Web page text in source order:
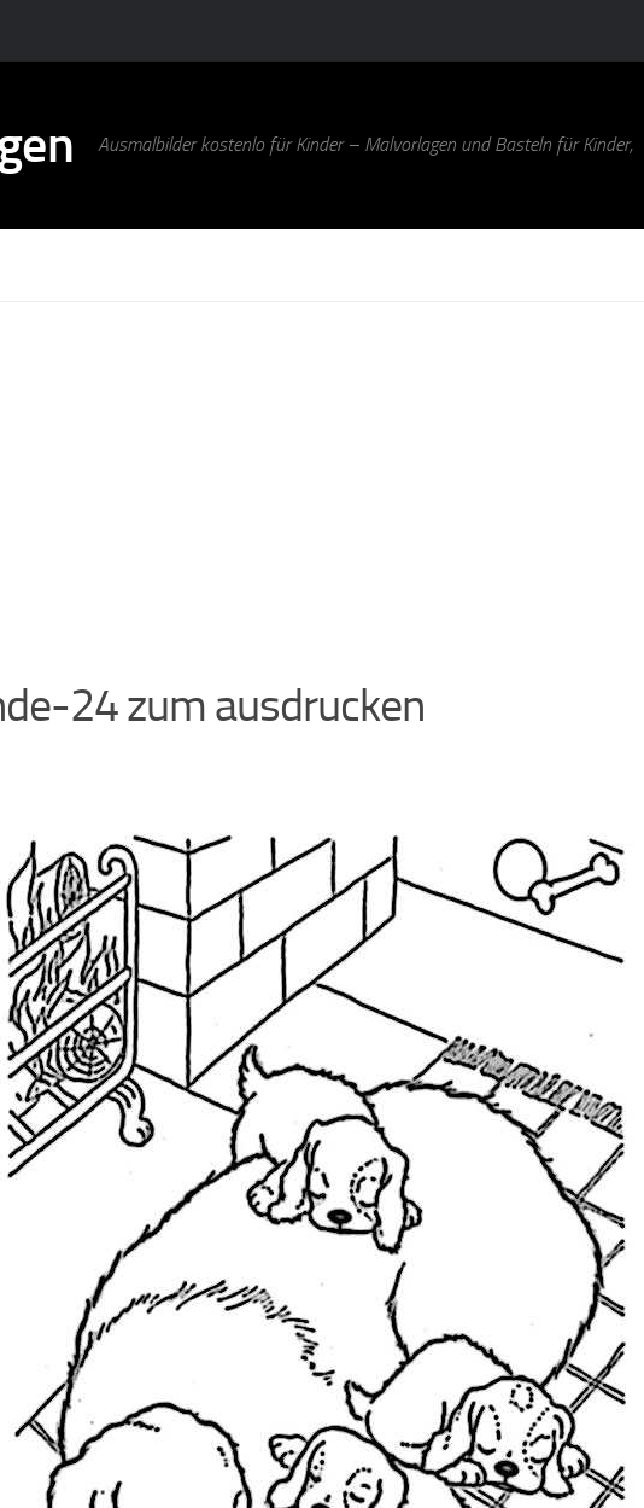
Ausmalbilder kostenlo für Kinder – Malvorlagen und Basteln für Kinder,
24 zum ausdrucken